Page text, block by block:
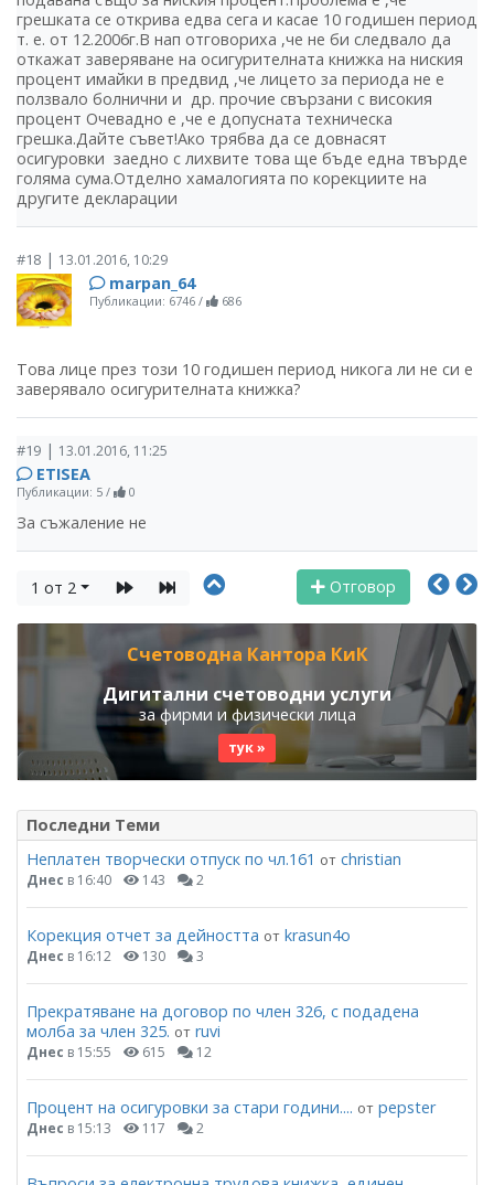
грешката се открива едва сега и касае 10 годишен период
т. е. от 12.2006г.В нап отговориха ,че не би следвало да
откажат заверяване на осигурителната книжка на ниския
процент имайки в предвид ,че лицето за периода не е
ползвало болнични и др. прочие свързани с високия
процент Очевадно е ,че е допусната техническа
грешка.Дайте съвет!Ако трябва да се довнасят
осигуровки заедно с лихвите това ще бъде една твърде
голяма сума.Отделно хамалогията по корекциите на
другите декларации
#18 | 13.01.2016, 10:29
marpan_64
Публикации: 6746 / 686
Това лице през този 10 годишен период никога ли не си е
заверявало осигурителната книжка?
#19 | 13.01.2016, 11:25
ETISEA
Публикации: 5 / 0
За съжаление не
Отговор
1 от 2
Счетоводна Кантора КиК
Дигитални счетоводни услуги
за фирми и физически лица
тук »
Последни Теми
Неплатен творчески отпуск по чл.161 от christian
Днес в 16:40 143 2
Корекция отчет за дейността от krasun4o
Днес в 16:12 130 3
Прекратяване на договор по член 326, с подадена
молба за член 325. от ruvi
Днес в 15:55 615 12
Процент на осигуровки за стари години.... от pepster
Днес в 15:13 117 2